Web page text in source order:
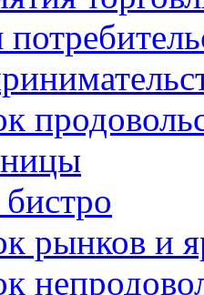
рынков и